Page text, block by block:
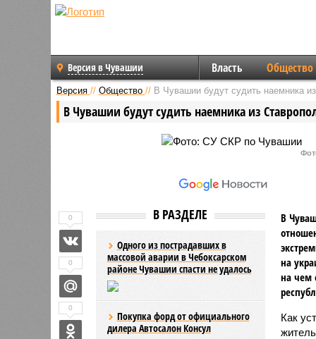
Версия в Чувашии Власть Общество
Версия // Общество // В Чувашии будут судить наемника
В Чувашии будут судить наемника из
В РАЗДЕЛЕ
Одного из пострадавших в
массовой аварии в Чебоксарском
районе Чувашии спасти не удалось
Покупка форд от официального
дилера Автосалон Консул
В
на
на чем
Как
0
0
0